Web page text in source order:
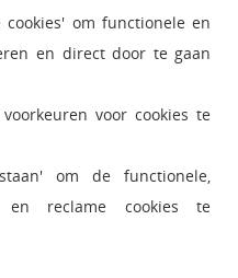
depressief?
om functionele en
en direct door te gaan
voor cookies te
om de functionele,
en reclame cookies te